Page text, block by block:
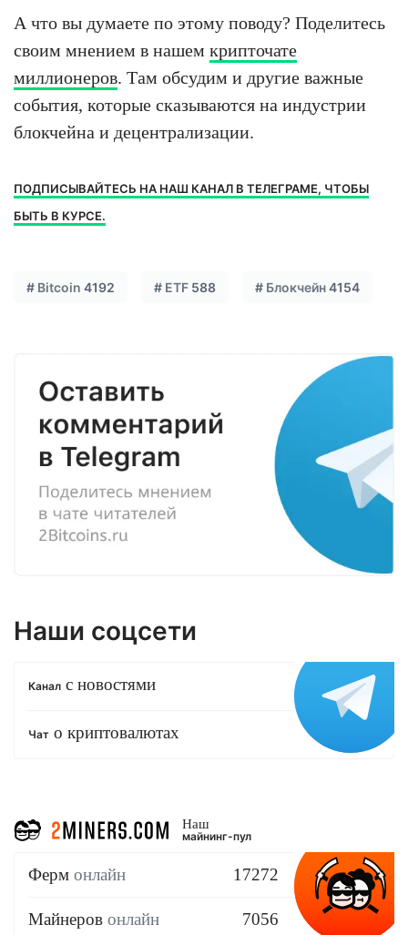
А что вы думаете по этому поводу? Поделитесь
своим мнением в нашем крипточате
миллионеров. Там обсудим и другие важные
события, которые сказываются на индустрии
блокчейна и децентрализации.
ПОДПИСЫВАЙТЕСЬ НА НАШ КАНАЛ В ТЕЛЕГРАМЕ, ЧТОБЫ
БЫТЬ В КУРСЕ.
# Bitcoin 4192 # ETF 588 # Блокчейн4154
Наши соцсети
Канал с новостями
Чат о криптовалютах
Наш
майнинг-пул
Ферм онлайн 17272
Майнеров онлайн 7056